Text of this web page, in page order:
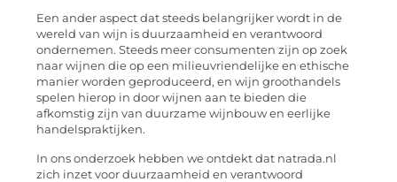
Een ander aspect dat steeds belangrijker wordt in de
wereld van wijn is duurzaamheid en verantwoord
ondernemen. Steeds meer consumenten zijn op zoek
naar wijnen die op een milieuvriendelijke en ethische
manier worden geproduceerd, en wijn groothandels
spelen hierop in door wijnen aan te bieden die
afkomstig zijn van duurzame wijnbouw en eerlijke
handelspraktijken.
In ons onderzoek hebben we ontdekt dat natrada.nl
zich inzet voor duurzaamheid en verantwoord